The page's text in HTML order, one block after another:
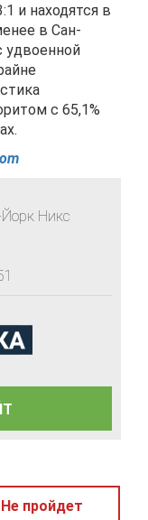
и находятся в
в Сан-
удвоенной
с 65,1%
Никс
Не пройдет